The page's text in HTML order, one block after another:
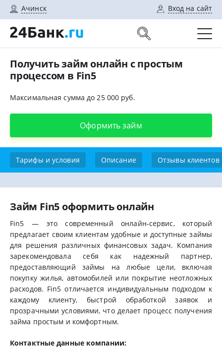
Ачинск Вход на сайт
Получить займ онлайн с простым
процессом в Fin5
Максимальная сумма до 25 000 руб.
Оформить займ
Тарифы и условия Описание Отзывы клиентов
Займ Fin5 оформить онлайн
Fin5 — это современный онлайн-сервис, который
предлагает своим клиентам удобные и доступные займы
для решения различных финансовых задач. Компания
зарекомендовала себя как надежный партнер,
предоставляющий займы на любые цели, включая
покупку жилья, автомобилей или покрытие неотложных
расходов. Fin5 отличается индивидуальным подходом к
каждому клиенту, быстрой обработкой заявок и
прозрачными условиями, что делает процесс получения
займа простым и комфортным.
Контактные данные компании: